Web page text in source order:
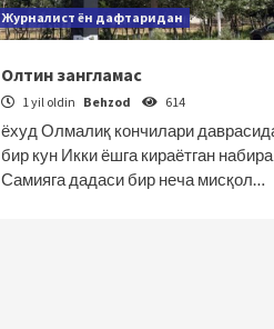
Журналист ён дафтаридан
Олтин зангламас
1 yil oldin Behzod 614
ёхуд Олмалиқ кончилари
бир кун Икки ёшга кираётган
Самияга дадаси бир неча мисқол…